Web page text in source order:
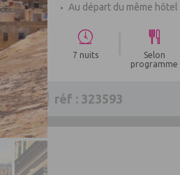
Au départ du même hôtel
7 nuits
Selon
programme
réf : 323593